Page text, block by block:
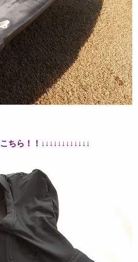
ら！！↓↓↓↓↓↓↓↓↓↓↓↓